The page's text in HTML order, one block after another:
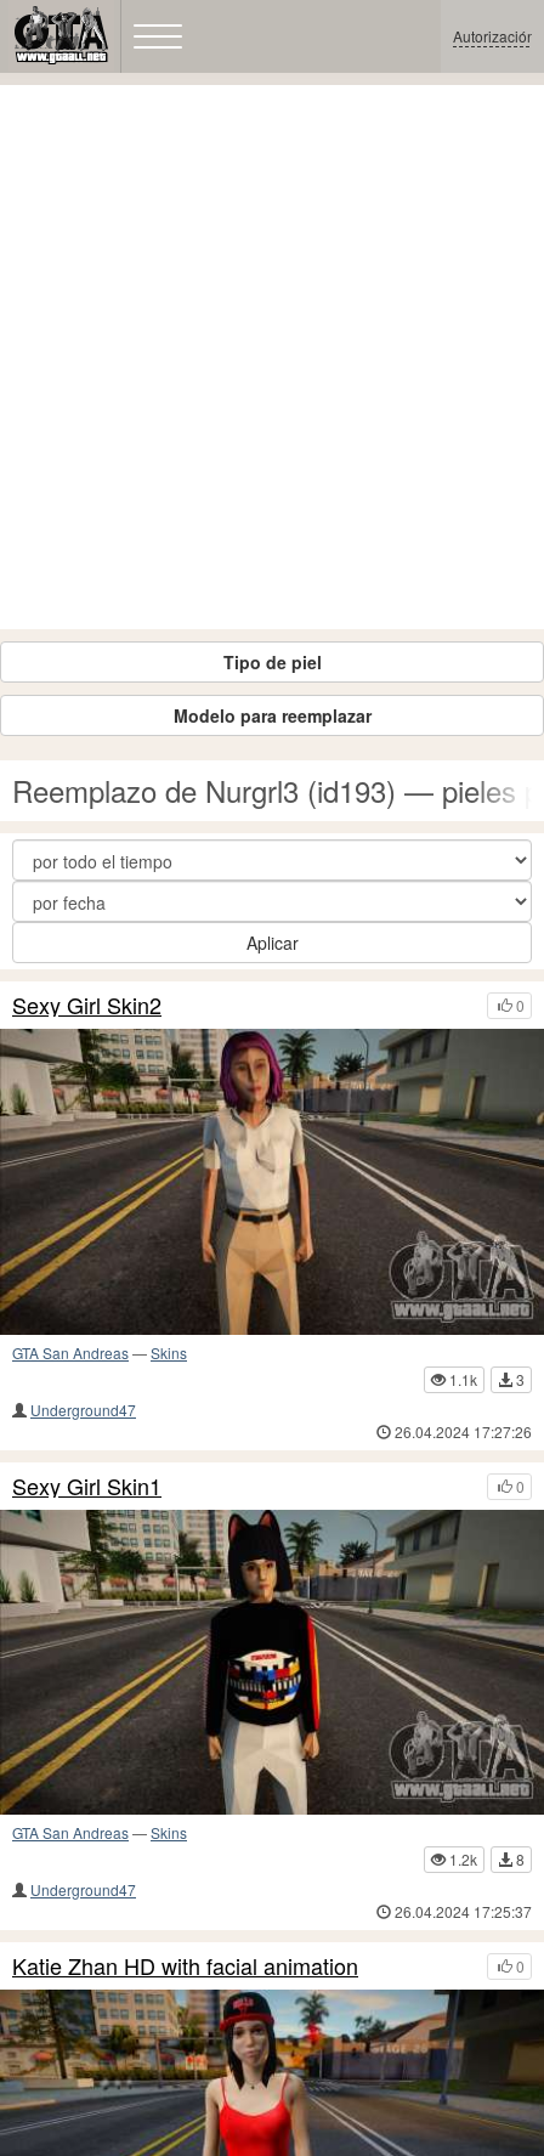
Autorización
Tipo de piel
Modelo para reemplazar
Reemplazo de Nurgrl3 (id193) — pieles
Aplicar
0
Sexy Girl Skin2
GTA San Andreas—Skins
1.1k
3
Underground47
26.04.2024 17:27:26
0
Sexy Girl Skin1
GTA San Andreas—Skins
1.2k
8
Underground47
26.04.2024 17:25:37
0
Katie Zhan HD with facial animation